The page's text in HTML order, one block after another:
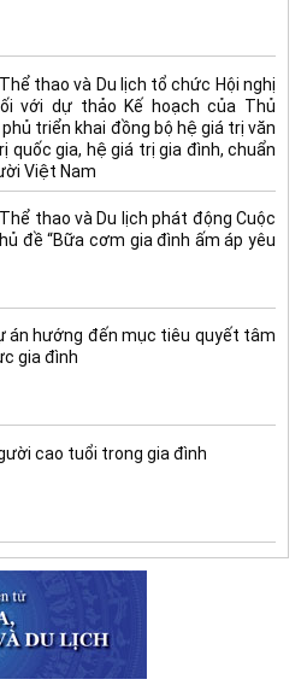
thao và Du lịch tổ chức Hội nghị
với dự thảo Kế hoạch của Thủ
triển khai đồng bộ hệ giá trị văn
quốc gia, hệ giá trị gia đình, chuẩn
Việt Nam
thao và Du lịch phát động Cuộc
đề “Bữa cơm gia đình ấm áp yêu
án hướng đến mục tiêu quyết tâm
gia đình
cao tuổi trong gia đình